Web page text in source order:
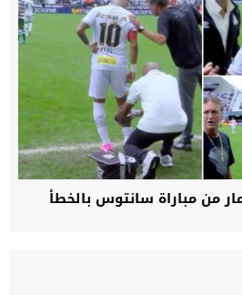
من مباراة سانتوس بالخطأ